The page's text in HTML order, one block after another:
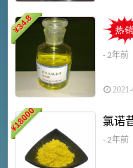
¥
34.8
- 2年前
¥
18000 氯诺
- 2年前